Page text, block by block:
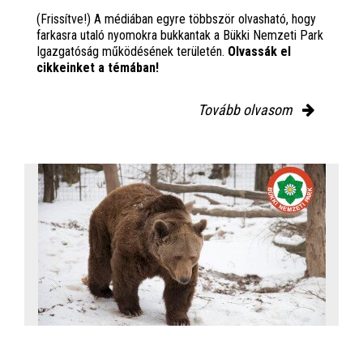
(Frissítve!) A médiában egyre többször olvasható, hogy
farkasra utaló nyomokra bukkantak a Bükki Nemzeti Park
Igazgatóság működésének területén. Olvassák el
cikkeinket a témában!
Tovább olvasom